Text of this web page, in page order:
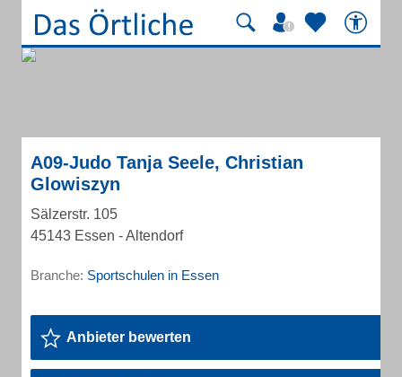
A09-Judo Tanja Seele, Christian
Glowiszyn
Sälzerstr. 105
45143 Essen - Altendorf
Branche: Sportschulen in Essen
Anbieter bewerten